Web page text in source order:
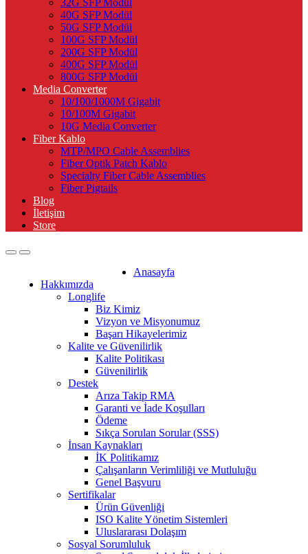
32G SFP Modül
40G SFP Modül
50G SFP Modül
100G SFP Modül
200G SFP Modül
400G SFP Modül
800G SFP Modül
Media Converter
10/100/1000M Gigabit
10/100M Gigabit
10G Media Converter
Fiber Kablo
MTP/MPO Cable Assemblies
Fiber Optik Patch Kablo
Specialty Fiber Cable Assemblies
Fiber Pigtails
Blog
İletişim
Store
Anasayfa
Hakkımızda
Longlife
Biz Kimiz
Vizyon ve Misyonumuz
Başarı Hikayelerimiz
Kalite ve Güvenilirlik
Kalite Politikası
Güvenilirlik
Destek
Arıza Takip RMA
Garanti ve İade Koşulları
Ödeme
Sıkça Sorulan Sorular (SSS)
İnsan Kaynakları
İK Politikamız
Çalışanların Verimliliği ve Mutluluğu
Genel Başvuru
Sertifikalar
Ürün Güvenliği
ISO Kalite Yönetim Sistemleri
Uluslararası Dolaşım
Sosyal Sorumluluk